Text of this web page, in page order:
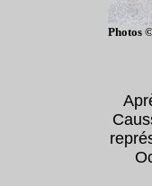
Photos